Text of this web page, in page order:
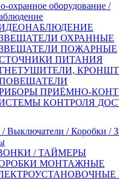
охранное оборудование /
ОХРАННЫЕ
ПОЖАРНЫЕ
ПИТАНИЯ
ПРИЁМНО-
КОНТРОЛЯ
/ Выключатели / Коробки /
/ ТАЙМЕРЫ
МОНТАЖНЫЕ